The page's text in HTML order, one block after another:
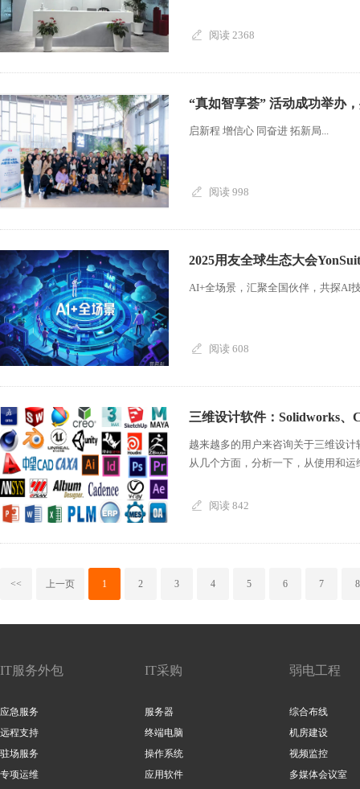
阅读 2368
“真如智享荟” 活动成功举办
启新程 增信心 同奋进 拓新局...
阅读 998
2025用友全球生态大会
AI+全场景，汇聚全国伙伴，共探AI
阅读 608
三维设计软件：Solidworks
越来越多的用户来咨询关于三维设
从几个方面，分析一下，从使用和
阅读 842
<< 上一页 1 2 3 4 5 6 7 8
IT服务外包
应急服务
远程支持
驻场服务
专项运维
IT采购
服务器
终端电脑
操作系统
应用软件
弱电工程
综合布线
机房建设
视频监控
多媒体会议室